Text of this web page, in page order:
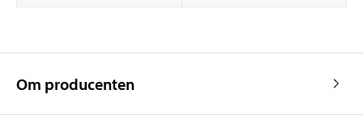
Om producenten